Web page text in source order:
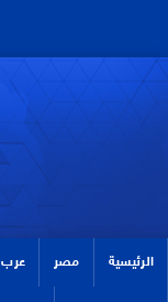
الرئيسية مصر عرب